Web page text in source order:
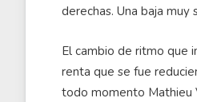
derechas. Una baja
El cambio de ritmo que
renta que se fue
todo momento Mathieu